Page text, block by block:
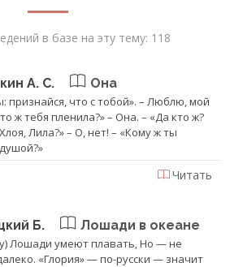
в базе на эту тему: 118
А. С. Она
признайся, что с тобой». – Люблю, мой
ж тебя пленила?» – Она. – «Да кто ж?
Лила?» – О, нет! – «Кому ж ты
Читать
Б. Лошади в океане
Лошади умеют плавать, Но — не
«Глория» — по-русски — значит